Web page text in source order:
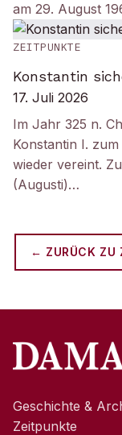
am 29. August
ZEITPUNKTE
Konstantin
17. Juli 2026
Im Jahr 325 n.
Konstantin I.
wieder vereint.
(Augusti)…
← ZURÜCK ZU
Geschichte &
Zeitpunkte